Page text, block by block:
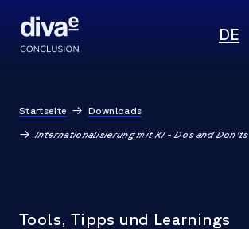
DE
Startseite Downloads
Internationalisierung mit KI - Dos and Don'ts
Tools, Tipps und Learnings